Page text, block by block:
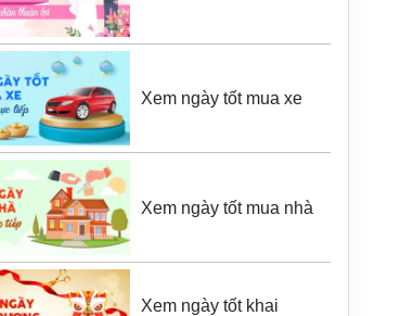
Xem ngày tốt mua xe
Xem ngày tốt mua nhà
Xem ngày tốt khai